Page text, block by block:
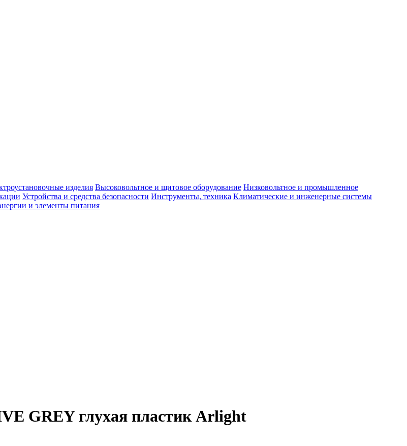
изделия Высоковольтное и щитовое оборудование Низковольтное и промышленное
Устройства и средства безопасности Инструменты, техника Климатические и инженерные системы
и элементы питания
GREY глухая пластик Arlight